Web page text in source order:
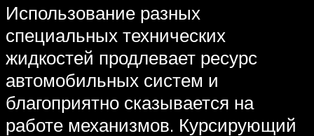
Использование разных
специальных технических
жидкостей продлевает ресурс
автомобильных систем и
благоприятно сказывается на
работе механизмов. Курсирующий